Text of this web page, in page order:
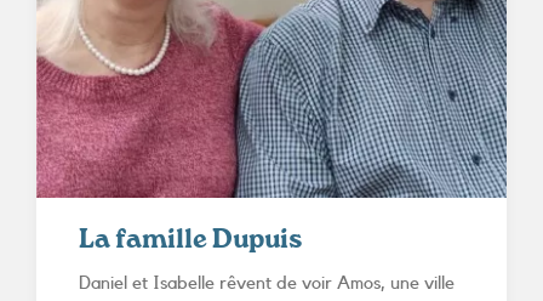
La famille Dupuis
Daniel et Isabelle rêvent de voir Amos, une ville